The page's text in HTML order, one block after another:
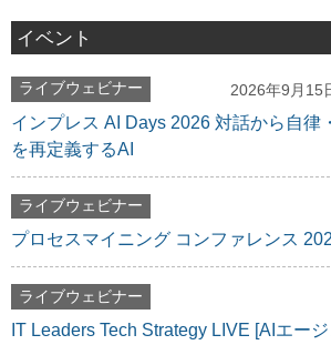
イベント
ライブウェビナー 2026年9月15
インプレス AI Days 2026 対話から自律
を再定義するAI
ライブウェビナー
プロセスマイニング コンファレンス
ライブウェビナー
IT Leaders Tech Strategy LIVE [AIエー